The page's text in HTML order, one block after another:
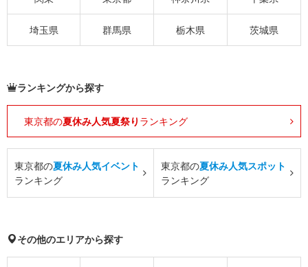
埼玉県 群馬県 栃木県 茨城県
ランキングから探す
東京都の夏休み人気夏祭り ランキング
東京都の夏休み人気イベント
ランキング
東京都の夏休み人気スポット
ランキング
その他のエリアから探す